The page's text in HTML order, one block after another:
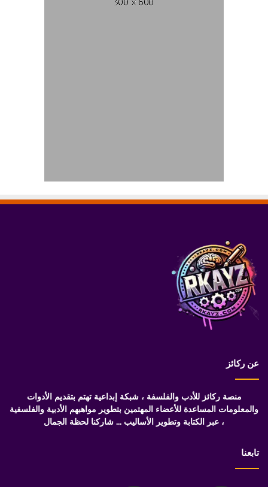
عن ركائز
منصة ركائز للأدب والفلسفة ، شبكة إبداعية تهتم بتقديم الأدوات
والمعلومات المساعدة للأعضاء المهتمين بتطوير مواهبهم الأدبية والفلسفية
، عبر الكتابة وتطوير الأساليب ... شاركنا لحظة الجمال
تابعنا